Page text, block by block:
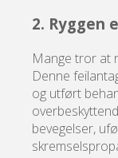
2. Ryggen
Mange tror at
Denne
og utført
bevegelser,